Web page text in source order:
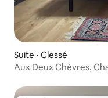
Suite ⋅ Clessé
Aux Deux Chèvres,